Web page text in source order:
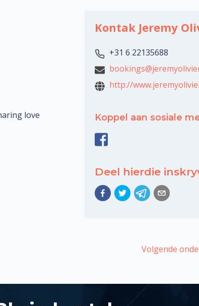
love
Kontak Jeremy
+31 6 22135688
http://
Koppel aan sosiale
Deel hierdie
Volgende